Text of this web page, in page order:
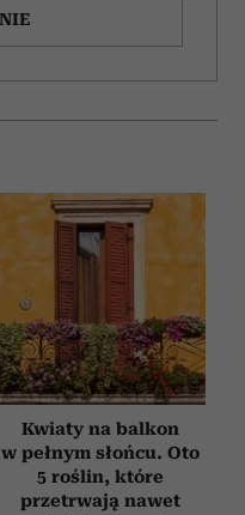
Kwiaty na balkon
w pełnym słońcu. Oto
5 roślin, które
przetrwają nawet